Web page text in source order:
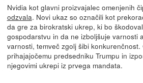
Nvidia kot glavni proizvajalec omenjenih
odzvala. Novi ukaz so označili kot
da gre za birokratski ukrep, ki bo
gospodarstvu in da ne izboljšuje varnosti
varnosti, temveč zgolj šibi
prihajajočemu predsedniku Trumpu in
njegovimi ukrepi iz prvega mandata.